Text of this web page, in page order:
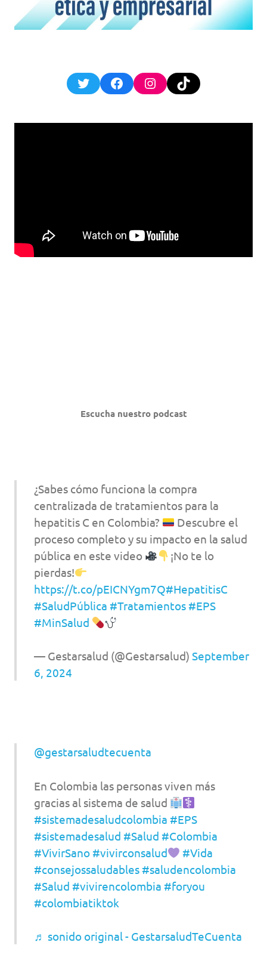
TwitterFacebookInstagram
TikTok
Escucha nuestro podcast
¿Sabes cómo funciona la compra
centralizada de tratamientos para la
hepatitis C en Colombia?
Descubre el
proceso completo y su impacto en la salud
pública en este video
¡No te lo
pierdas!
https://t.co/pEICNYgm7Q#HepatitisC
#SaludPública #Tratamientos #EPS
#MinSalud
— Gestarsalud (@Gestarsalud) September
6, 2024
@gestarsaludtecuenta
En Colombia las personas viven más
gracias al sistema de salud
#sistemadesaludcolombia #EPS
#sistemadesalud #Salud #Colombia
#VivirSano #vivirconsalud
#Vida
#consejossaludables #saludencolombia
#Salud #vivirencolombia #foryou
#colombiatiktok
♬ sonido original - GestarsaludTeCuenta